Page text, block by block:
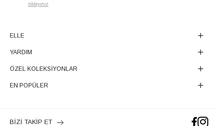
tıklayınız
ELLE
YARDIM
ÖZEL KOLEKSİYONLAR
EN POPÜLER
BİZİ TAKİP ET